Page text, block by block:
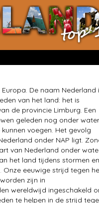
De naam Nederland
van het land: het is
de provincie Limburg. Een
geleden nog onder
voegen. Het gevolg
onder NAP ligt.
van Nederland onder
het land tijdens stormen en
eeuwige strijd tegen
zijn in
wereldwijd ingeschakeld
te helpen in de strijd